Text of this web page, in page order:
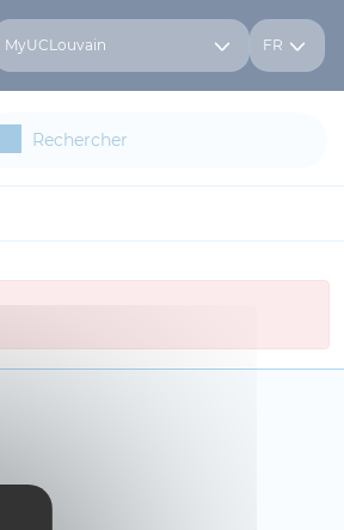
MyUCLouvain FR